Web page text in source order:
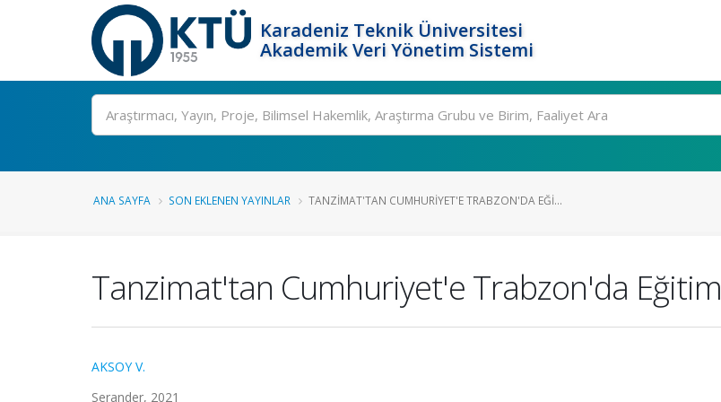
Karadeniz Teknik Üniversitesi
Akademik Veri Yönetim Sistemi
Ara
ANA SAYFA SON EKLENEN YAYINLAR TANZIMAT'TAN CUMHURIYET'E TRABZON'DA EĞI...
Tanzimat'tan Cumhuriyet'e Trabzon'da Eğitim
AKSOY V.
Serander, 2021